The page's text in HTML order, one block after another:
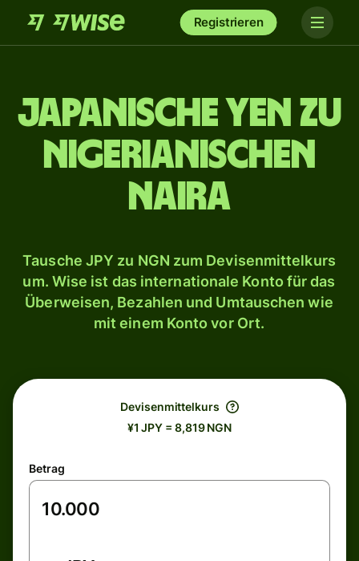
Registrieren
Japanische Yen zu
nigerianischen
Naira
Tausche JPY zu NGN zum Devisenmittelkurs
um. Wise ist das internationale Konto für das
Überweisen, Bezahlen und Umtauschen wie
mit einem Konto vor Ort.
Devisenmittelkurs
¥1 JPY = 8,819 NGN
Betrag